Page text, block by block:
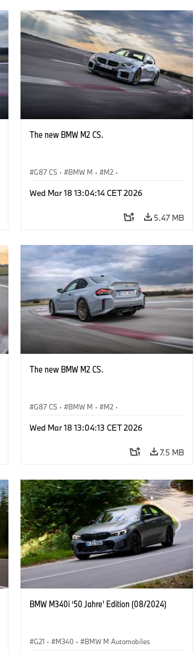
The new BMW M2 CS.
G87 CS · BMW M · M2 ·
Wed Mar 18 13:04:14 CET 2026
5.47 MB
The new BMW M2 CS.
G87 CS · BMW M · M2 ·
Wed Mar 18 13:04:13 CET 2026
7.5 MB
BMW M340i ‘50 Jahre’ Edition (08/2024)
G21 · M340 · BMW M Automobiles